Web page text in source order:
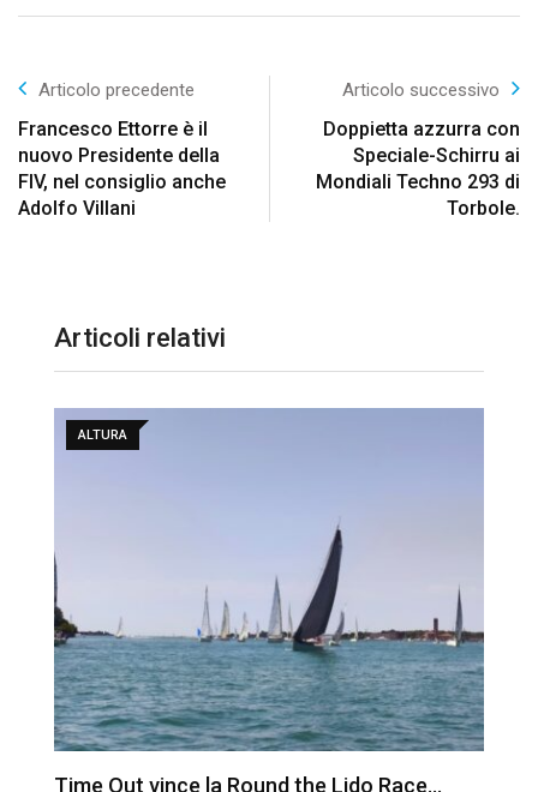
Articolo precedente
Francesco Ettorre è il
nuovo Presidente della
FIV, nel consiglio anche
Adolfo Villani
Articolo successivo
Doppietta azzurra con
Speciale-Schirru ai
Mondiali Techno 293 di
Torbole.
Articoli relativi
ALTURA
Time Out vince la Round the Lido Race…